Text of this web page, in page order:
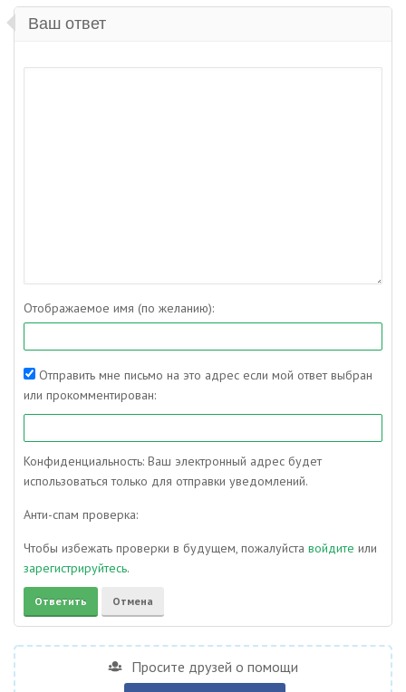
Ваш ответ
Отображаемое имя (по желанию):
Отправить мне письмо на это адрес если мой ответ выбран
или прокомментирован:
Конфиденциальность: Ваш электронный адрес будет
использоваться только для отправки уведомлений.
Анти-спам проверка:
Чтобы избежать проверки в будущем, пожалуйста войдите или
зарегистрируйтесь.
Просите друзей о помощи